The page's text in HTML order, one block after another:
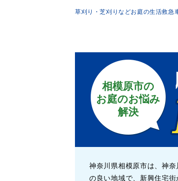
草刈り・芝刈りなどお庭の生活救急
相模原市の
お庭のお悩み
解決
神奈川県相模原市は、神
の良い地域で、新興住宅